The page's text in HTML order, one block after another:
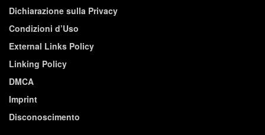
Dichiarazione sulla Privacy
Condizioni d’Uso
External Links Policy
Linking Policy
DMCA
Imprint
Disconoscimento